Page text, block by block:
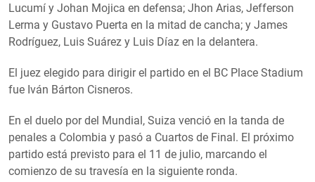
Lucumí y Johan Mojica en defensa; Jhon Arias, Jefferson
Lerma y Gustavo Puerta en la mitad de cancha; y James
Rodrí­guez, Luis Suárez y Luis Díaz en la delantera.
El juez elegido para dirigir el partido en el BC Place Stadium
fue Iván Bárton Cisneros.
En el duelo por del Mundial, Suiza venció en la tanda de
penales a Colombia y pasó a Cuartos de Final. El próximo
partido está previsto para el 11 de julio, marcando el
comienzo de su travesía en la siguiente ronda.